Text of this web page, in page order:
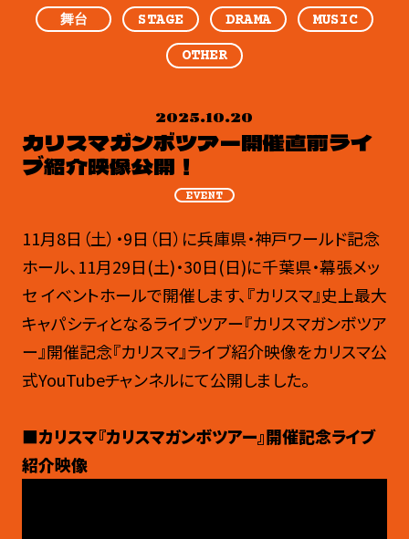
舞台 STAGE DRAMA MUSIC
OTHER
2025.10.20
EVENT
カリスマガンボツアー開催直前ライ
ブ紹介映像公開！
11月8日（土）・9日（日）に兵庫県・神戸ワールド記念
ホール、11月29日(土)・30日(日)に千葉県・幕張メッ
セ イベントホールで開催します、『カリスマ』史上最大
キャパシティとなるライブツアー『カリスマガンボツア
ー』開催記念『カリスマ』ライブ紹介映像をカリスマ公
式YouTubeチャンネルにて公開しました。
■カリスマ『カリスマガンボツアー』開催記念ライブ
紹介映像